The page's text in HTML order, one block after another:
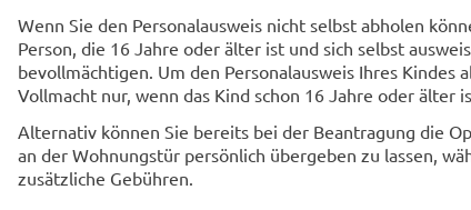
Wenn Sie den Personalausweis nicht selbst abholen
Person, die 16 Jahre oder älter ist und sich selbst
bevollmächtigen. Um den Personalausweis Ihres Kindes
Vollmacht nur, wenn das Kind schon 16 Jahre oder älter
Alternativ können Sie bereits bei der Beantragung die
an der Wohnungstür persönlich übergeben zu lassen,
zusätzliche Gebühren.